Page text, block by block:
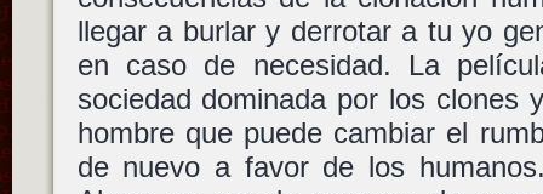
llegar a burlar y derrotar a tu yo
en caso de necesidad. La
sociedad dominada por los clones
hombre que puede cambiar el
de nuevo a favor de los